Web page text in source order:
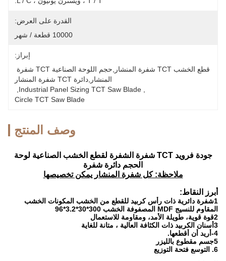
القدرة على العرض:
10000 قطعة / شهر
إبراز:
المنشار,دائرة TCT شفرة المنشار
Industrial Panel Sizing TCT Saw Blade
Circle TCT Saw Blade
وصف المنتج
جودة فرويد TCT شفرة الشفرة لقطع الخشب الصناعية لوحة
الحجم دائرة شفرة
ملاحظة: كل شفرة المنشار يمكن تخصيصها
أبرز النقاط:
1شفرة دائرية ذات رأس كربيد للقطع من الخشب المكونات الخشب
المقاوم للنسيج MDF المصفوفة الخشب 300*30*3.2*96
2قوة قوية، طويلة الأمد، ومقاومة للاستعمال
3أسنان الكربيد ذات الكثافة العالية ، متانة للغاية
4-أريد أن أقطعها.
5جسم مقطوع بالليزر
6. التوسع فتحة التوزيع